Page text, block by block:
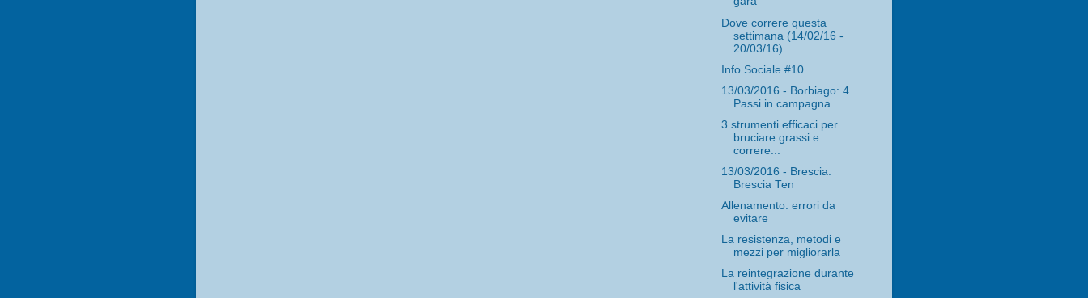
Dove correre questa
settimana (14/02/16 -
20/03/16)
Info Sociale #10
13/03/2016 - Borbiago: 4
Passi in campagna
3 strumenti efficaci per
bruciare grassi e
correre...
13/03/2016 - Brescia:
Brescia Ten
Allenamento: errori da
evitare
La resistenza, metodi e
mezzi per migliorarla
La reintegrazione durante
l'attività fisica